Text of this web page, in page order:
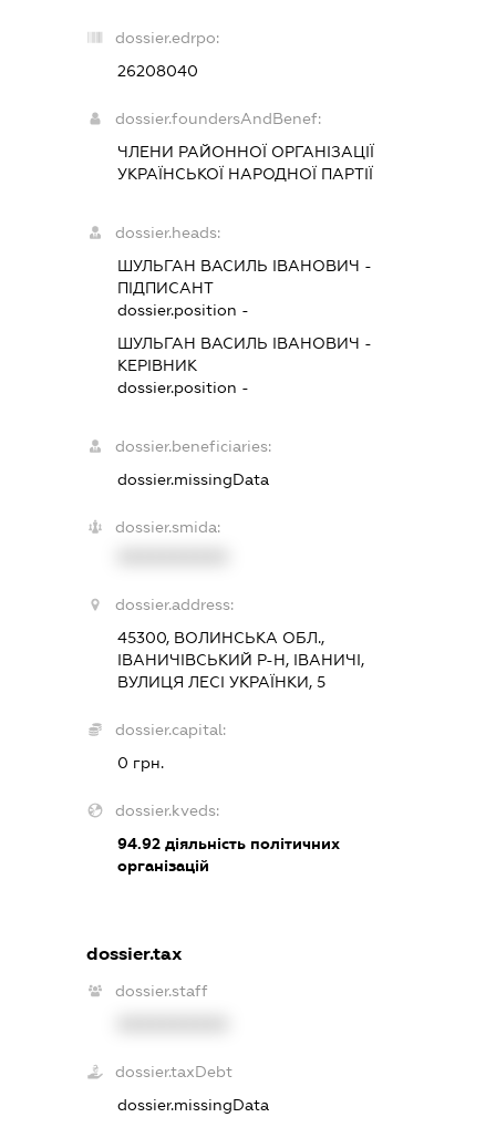
dossier.edrpo:
26208040
dossier.foundersAndBenef:
ЧЛЕНИ РАЙОННОЇ ОРГАНІЗАЦІЇ
УКРАЇНСЬКОЇ НАРОДНОЇ ПАРТІЇ
dossier.heads:
ШУЛЬГАН ВАСИЛЬ ІВАНОВИЧ -
ПІДПИСАНТ
dossier.position -
ШУЛЬГАН ВАСИЛЬ ІВАНОВИЧ -
КЕРІВНИК
dossier.position -
dossier.beneficiaries:
dossier.missingData
dossier.smida:
dossier.address:
45300, ВОЛИНСЬКА ОБЛ.,
ІВАНИЧІВСЬКИЙ Р-Н, ІВАНИЧІ,
ВУЛИЦЯ ЛЕСІ УКРАЇНКИ, 5
dossier.capital:
0 грн.
dossier.kveds:
94.92діяльність політичних
організацій
dossier.tax
dossier.staff
dossier.taxDebt
dossier.missingData